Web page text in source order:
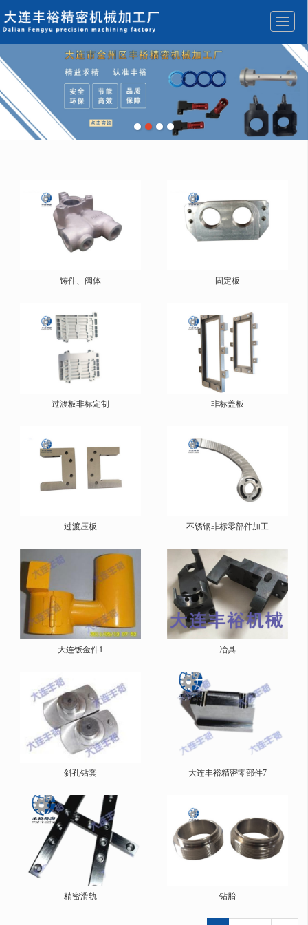
首页 公司介绍 产品展示 新闻动态
加工设备 检测设备
铸件、阀体 固定板
过渡板非标定制 非标盖板
过渡压板 不锈钢非标零部件加工
大连钣金件1 冶具
斜孔钻套 大连丰裕精密零部件7
精密滑轨 钻胎